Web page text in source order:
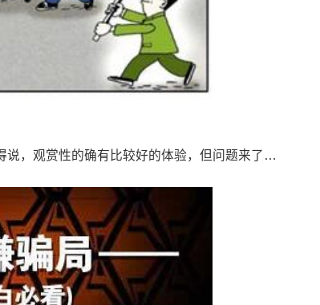
说，观赏性的确有比较好的体验，但问题来了…